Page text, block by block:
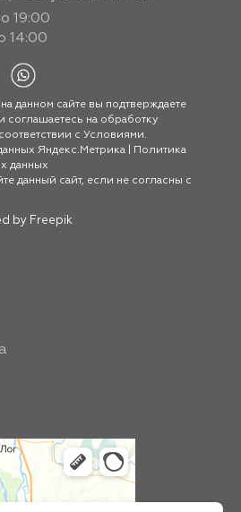
19:00
14:00
данном сайте вы подтверждаете
на обработку
с Условиями.
Яндекс.Метрика
Политика
данных
данный сайт, если не согласны с
by Freepik